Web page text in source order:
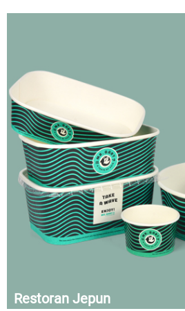
Restoran Jepun